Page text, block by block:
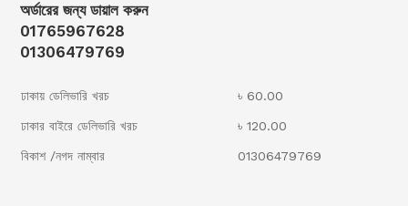
অর্ডারের জন্য ডায়াল করুন
01765967628
01306479769
ঢাকায় ডেলিভারি খরচ ৳ 60.00
ঢাকার বাইরে ডেলিভারি খরচ ৳ 120.00
বিকাশ /নগদ নাম্বার 01306479769